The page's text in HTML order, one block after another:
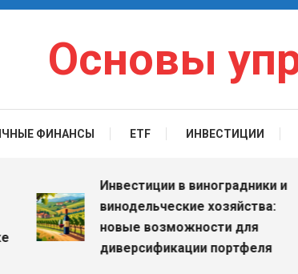
Основы
ФИНАНСЫ ETF ИНВЕСТИЦИИ
Инвестиции в виноградники и
винодельческие хозяйства:
новые возможности для
диверсификации портфеля